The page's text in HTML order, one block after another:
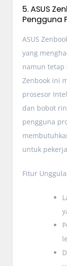
5. ASUS
Pengguna
ASUS
yang
namun tetap
Zenbook ini
prosesor
dan bobot
pengguna
untuk
Fitur